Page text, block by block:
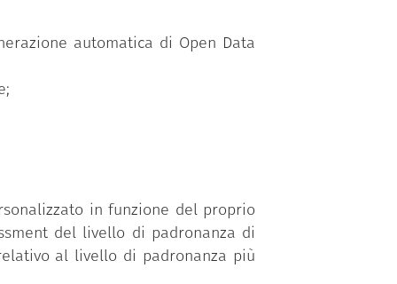
automatica di Open Data
in funzione del proprio
del livello di padronanza di
al livello di padronanza più